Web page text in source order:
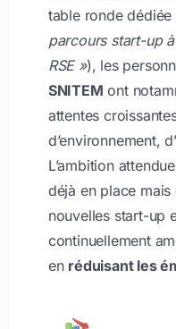
table ronde dédiée
parcours start-up
RSE »), les
SNITEM ont
attentes
d’environnement,
L’ambition
déjà en place
nouvelles start-up
continuellement
en réduisant les